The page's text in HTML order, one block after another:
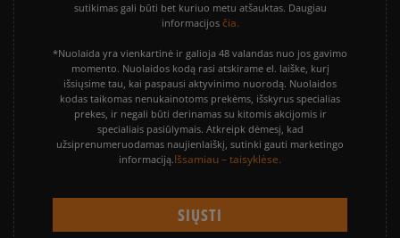
sutikimas gali būti bet kuriuo metu atšauktas. Daugiau
informacijos čia.
*Nuolaida yra vienkartinė ir galioja 48 valandas nuo jos gavimo
momento. Nuolaidos kodą rasi atskirame el. laiške, kurį
išsiųsime tau, kai paspausi aktyvinimo nuorodą. Nuolaidos
kodas taikomas nenukainotoms prekėms, išskyrus specialias
prekes, ir negali būti derinamas su kitomis akcijomis ir
specialiais pasiūlymais. Atkreipk dėmesį, kad
užsiprenumeruodamas naujienlaiškį, sutinki gauti marketingo
informaciją.Išsamiau – taisyklėse.